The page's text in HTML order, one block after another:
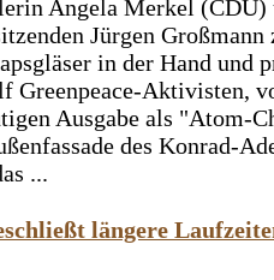
Angela Merkel (CDU)
Jürgen Großmann
in der Hand und
Greenpeace-Aktivisten,
Ausgabe als "Atom-
des Konrad-
...
längere